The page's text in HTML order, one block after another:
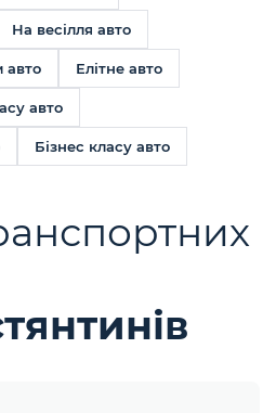
На весілля авто
авто Елітне авто
авто
Бізнес класу авто